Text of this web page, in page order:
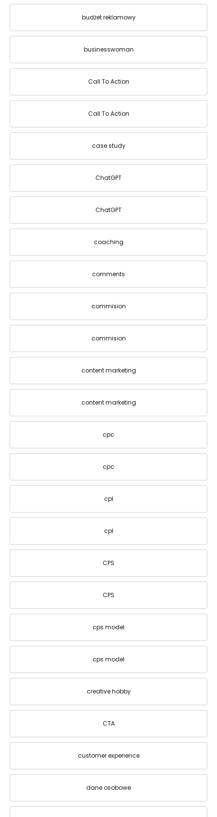
budżet reklamowy
businesswoman
Call To Action
Call To Action
case study
ChatGPT
ChatGPT
coaching
comments
commision
commision
content marketing
content marketing
cpc
cpc
cpl
cpl
CPS
CPS
cps model
cps model
creative hobby
CTA
customer experience
dane osobowe